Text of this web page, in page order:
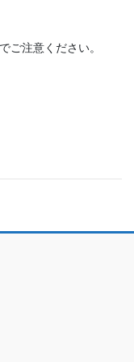
ご注意ください。